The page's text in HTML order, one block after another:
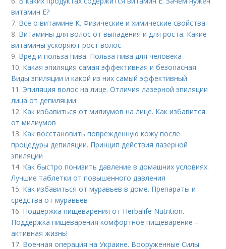
витамин Е?
7. Всё о витамине К. Физические и химические свойства
8. Витамины для волос от выпадения и для роста. Какие
витамины ускоряют рост волос
9. Вред и польза пива. Польза пива для человека
10. Какая эпиляция самая эффективная и безопасная.
Виды эпиляции и какой из них самый эффективный
11. Эпиляция волос на лице. Отличия лазерной эпиляции
лица от депиляции
12. Как избавиться от милиумов на лице. Как избавится
от милиумов
13. Как восстановить поврежденную кожу после
процедуры депиляции. Принцип действия лазерной
эпиляции
14. Как быстро понизить давление в домашних условиях.
Лучшие таблетки от повышенного давления
15. Как избавиться от муравьев в доме. Препараты и
средства от муравьев
16. Поддержка пищеварения от Herbalife Nutrition.
Поддержка пищеварения комфортное пищеварение –
активная жизнь!
17. Военная операция на Украине. Вооруженные Силы